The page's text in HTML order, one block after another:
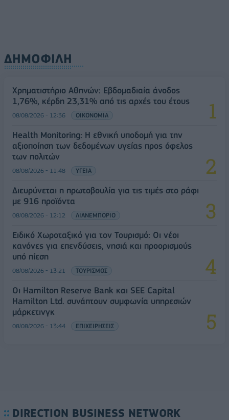
ΔΗΜΟΦΙΛΗ
Χρηματιστήριο Αθηνών: Εβδομαδιαία άνοδος
1,76%, κέρδη 23,31% από τις αρχές του έτους
08/08/2026 - 12:36 ΟΙΚΟΝΟΜΙΑ
Health Monitoring: Η εθνική υποδομή για την
αξιοποίηση των δεδομένων υγείας προς όφελος
των πολιτών
08/08/2026 - 11:48 ΥΓΕΙΑ
Διευρύνεται η πρωτοβουλία για τις τιμές στο ράφι
με 916 προϊόντα
08/08/2026 - 12:12 ΛΙΑΝΕΜΠΟΡΙΟ
Ειδικό Χωροταξικό για τον Τουρισμό: Οι νέοι
κανόνες για επενδύσεις, νησιά και προορισμούς
υπό πίεση
08/08/2026 - 13:21 ΤΟΥΡΙΣΜΟΣ
Οι Hamilton Reserve Bank και SEE Capital
Hamilton Ltd. συνάπτουν συμφωνία υπηρεσιών
μάρκετινγκ
08/08/2026 - 13:44 ΕΠΙΧΕΙΡΗΣΕΙΣ
DIRECTION BUSINESS NETWORK